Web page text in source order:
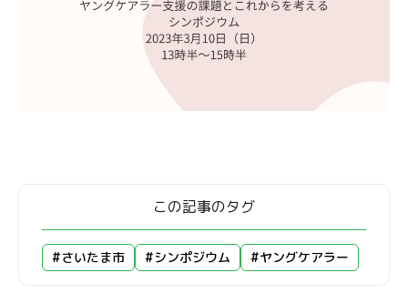
この記事のタグ
#さいたま市 #シンポジウム #ヤングケアラー